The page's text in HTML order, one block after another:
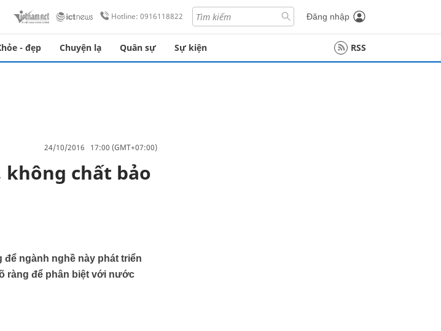
Hotline: 0916118822 Đăng nhập
- đẹp Chuyện lạ Quân sự Sự kiện RSS
24/10/2016 17:00 (GMT+07:00)
không chất bảo
ngành nghề này phát triển
ràng để phân biệt với nước